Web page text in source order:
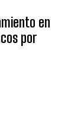
en
por